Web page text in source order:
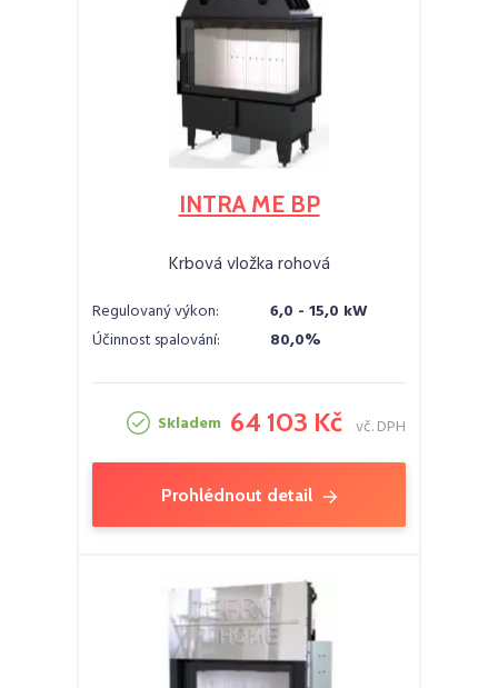
INTRA ME BP
Krbová vložka rohová
Regulovaný výkon:
6,0 - 15,0 kW
Účinnost spalování:
80,0%
Skladem 64 103 Kč vč. DPH
Prohlédnout detail